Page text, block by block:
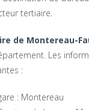
tertiaire.
de Montereau-
Les
:
: Montereau